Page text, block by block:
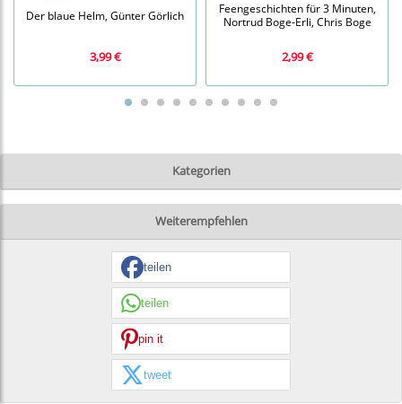
Kategorien
Der blaue Helm, Günter Görlich
3,99 €
Feengeschichten für 3 Minuten,
Nortrud Boge-Erli, Chris Boge
2,99 €
Weiterempfehlen
teilen
teilen
pin it
tweet